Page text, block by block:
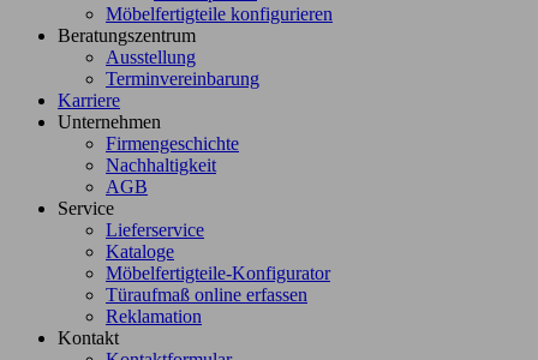
Möbelfertigteile konfigurieren
Beratungszentrum
Ausstellung
Terminvereinbarung
Karriere
Unternehmen
Firmengeschichte
Nachhaltigkeit
AGB
Service
Lieferservice
Kataloge
Möbelfertigteile-Konfigurator
Türaufmaß online erfassen
Reklamation
Kontakt